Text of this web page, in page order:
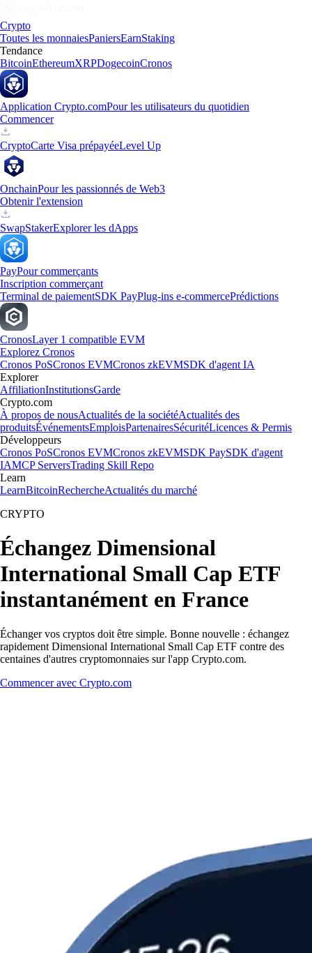
Crypto
Toutes les monnaiesPaniersEarnStaking
Tendance
BitcoinEthereumXRPDogecoinCronos
Application Crypto.comPour les utilisateurs du quotidien
Commencer
CryptoCarte Visa prépayéeLevel Up
OnchainPour les passionnés de Web3
Obtenir l'extension
SwapStakerExplorer les dApps
PayPour commerçants
Inscription commerçant
Terminal de paiementSDK PayPlug-ins e-commercePrédictions
CronosLayer 1 compatible EVM
Explorez Cronos
Cronos PoSCronos EVMCronos zkEVMSDK d'agent IA
Explorer
AffiliationInstitutionsGarde
Crypto.com
À propos de nousActualités de la sociétéActualités des
produitsÉvénementsEmploisPartenairesSécuritéLicences & Permis
Développeurs
Cronos PoSCronos EVMCronos zkEVMSDK PaySDK d'agent
IAMCP ServersTrading Skill Repo
Learn
LearnBitcoinRechercheActualités du marché
CRYPTO
Échangez Dimensional
International Small Cap ETF
instantanément en France
Échanger vos cryptos doit être simple. Bonne nouvelle : échangez
rapidement Dimensional International Small Cap ETF contre des
centaines d'autres cryptomonnaies sur l'app Crypto.com.
Commencer avec Crypto.com